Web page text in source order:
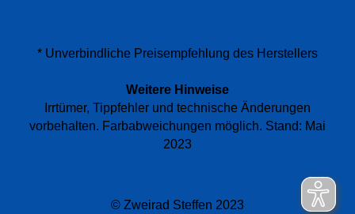
* Unverbindliche Preisempfehlung des Herstellers
Weitere Hinweise
Irrtümer, Tippfehler und technische Änderungen
vorbehalten. Farbabweichungen möglich. Stand: Mai
2023
© Zweirad Steffen 2023